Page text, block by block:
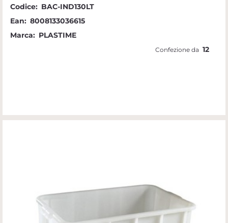
Codice: BAC-IND130LT
Ean: 8008133036615
Marca: PLASTIME
Confezione da 12